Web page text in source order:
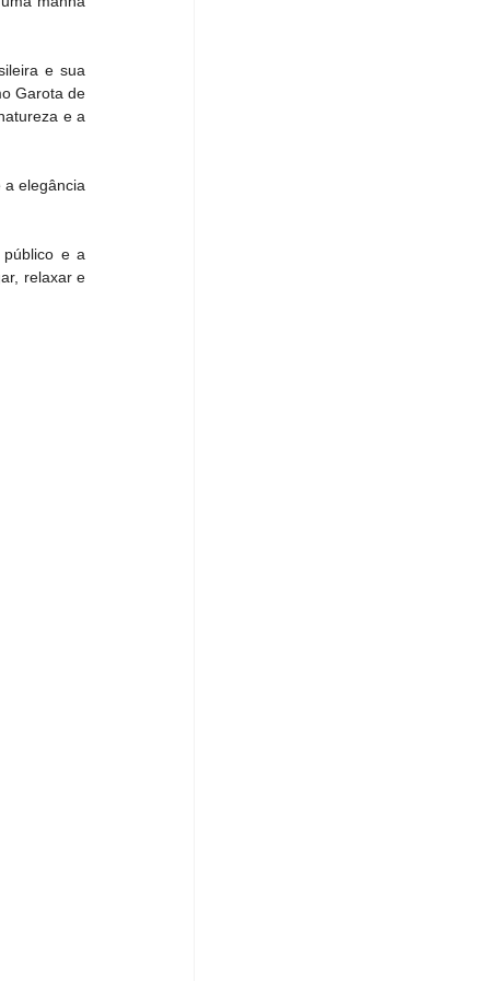
e sua
Garota de
e a
elegância
e a
relaxar e